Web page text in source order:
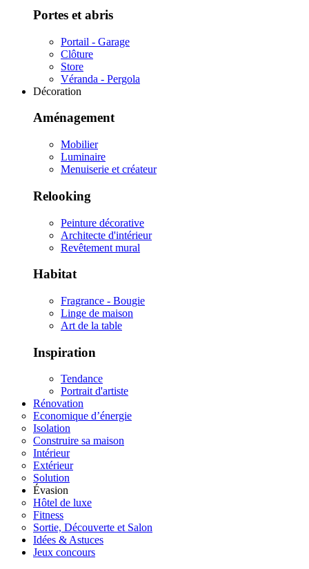
Portes et abris
Portail - Garage
Clôture
Store
Véranda - Pergola
Décoration
Aménagement
Mobilier
Luminaire
Menuiserie et créateur
Relooking
Peinture décorative
Architecte d'intérieur
Revêtement mural
Habitat
Fragrance - Bougie
Linge de maison
Art de la table
Inspiration
Tendance
Portrait d'artiste
Rénovation
Economique d’énergie
Isolation
Construire sa maison
Intérieur
Extérieur
Solution
Évasion
Hôtel de luxe
Fitness
Sortie, Découverte et Salon
Idées & Astuces
Jeux concours